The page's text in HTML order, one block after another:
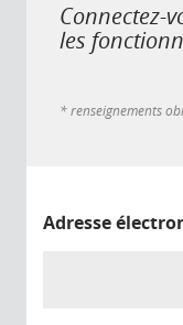
Connectez-
les
* renseignements
Adresse